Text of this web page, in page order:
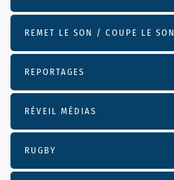
REMET LE SON / COUPE LE SON
REPORTAGES
RÉVEIL MÉDIAS
RUGBY